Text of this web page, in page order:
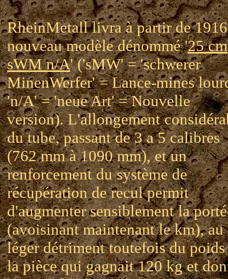
RheinMetall livra à partir de
nouveau modèle dénommé '25 cm
sWM n/A' ('sMW' = 'schwerer
MinenWerfer' = Lance-mines
'n/A' = 'neue Art' = Nouvelle
version). L'allongement
du tube, passant de 3 a 5 calibres
(762 mm à 1090 mm), et un
renforcement du système de
récupération de recul permit
d'augmenter sensiblement la
(avoisinant maintenant le km), au
léger détriment toutefois du poids
la pièce qui gagnait 120 kg et